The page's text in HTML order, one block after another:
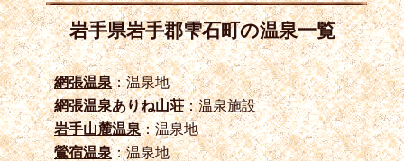
岩手県岩手郡雫石町の温泉一覧
網張温泉：温泉地
網張温泉ありね山荘：温泉施設
岩手山麓温泉：温泉地
鶯宿温泉：温泉地